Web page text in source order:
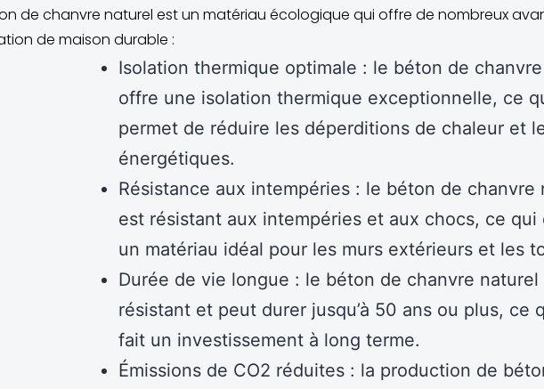
de chanvre naturel est un matériau écologique qui offre de nombreux
de maison durable :
Isolation thermique optimale : le béton de
offre une isolation thermique exceptionnelle, ce
permet de réduire les déperditions de chaleur et
énergétiques.
Résistance aux intempéries : le béton de chanvre
est résistant aux intempéries et aux chocs, ce qui
un matériau idéal pour les murs extérieurs et les
Durée de vie longue : le béton de chanvre
résistant et peut durer jusqu’à 50 ans ou plus, ce
fait un investissement à long terme.
Émissions de CO2 réduites : la production de